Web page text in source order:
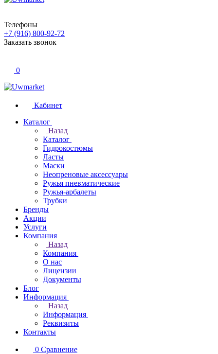
Телефоны
+7 (916) 800-92-72
Заказать звонок
0
Кабинет
Каталог
Назад
Каталог
Гидрокостюмы
Ласты
Маски
Неопреновые аксессуары
Ружья пневматические
Ружья-арбалеты
Трубки
Бренды
Акции
Услуги
Компания
Назад
Компания
О нас
Лицензии
Документы
Блог
Информация
Назад
Информация
Реквизиты
Контакты
0 Сравнение